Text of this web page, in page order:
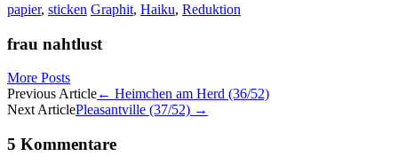
papier, sticken Graphit, Haiku, Reduktion
frau nahtlust
More Posts
Artikel-
Navigation
Previous Article← Heimchen am Herd (36/52)
Next ArticlePleasantville (37/52) →
5 Kommentare